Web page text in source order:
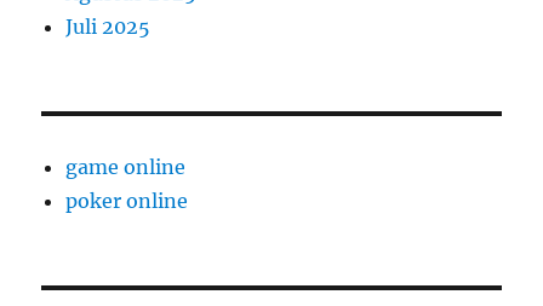
Juli 2025
game online
poker online